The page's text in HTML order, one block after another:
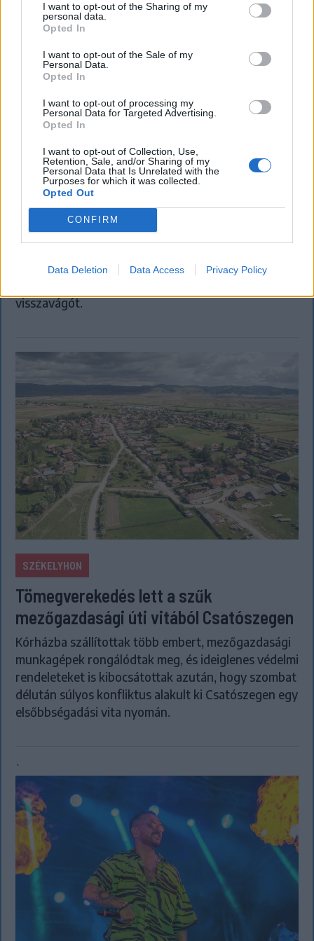
I want to opt-out of the Sharing of my
personal data.
Opted In
I want to opt-out of the Sale of my
Personal Data.
Opted In
I want to opt-out of processing my
Personal Data for Targeted Advertising.
Opted In
I want to opt-out of Collection, Use,
Retention, Sale, and/or Sharing of my
Personal Data that Is Unrelated with the
Purposes for which it was collected.
Opted Out
CONFIRM
Data Deletion Data Access Privacy Policy
Nagy pofonba szaladt belé a Kolozsvári
CFR, kikapott a Győr és a Loki is
Súlyos vereséget szenvedett hazai pályán a
harmadik fordulójában. A magyar színeket képviselő
visszavágót.
SZÉKELYHON
Tömegverekedés lett a szűk
mezőgazdasági úti vitából Csatószegen
Kórházba szállítottak több embert, mezőgazdasági
munkagépek rongálódtak meg, és ideiglenes védelmi
rendeleteket is kibocsátottak azután, hogy szombat
délután súlyos konfliktus alakult ki Csatószegen egy
elsőbbségadási vita nyomán.
`